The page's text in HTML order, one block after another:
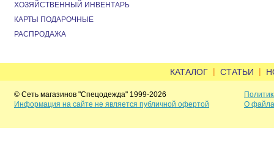
ХОЗЯЙСТВЕННЫЙ ИНВЕНТАРЬ
КАРТЫ ПОДАРОЧНЫЕ
РАСПРОДАЖА
КАТАЛОГ | СТАТЬИ |
© Сеть магазинов "Спецодежда" 1999-2026
Информация на сайте не является публичной офертой
О